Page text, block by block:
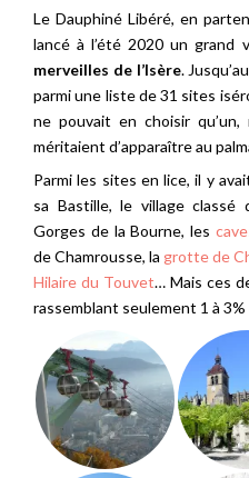
Le Dauphiné Libéré, en
lancé à l’été 2020 un grand
merveilles de l’Isère.
parmi une liste de 31 sites
ne pouvait en choisir
méritaient d’apparaître au
Parmi les sites en lice, il y
sa Bastille, le village
Gorges de la Bourne, les
de Chamrousse, la grotte de
Hilaire du Touvet… Mais ces
rassemblant seulement 1 à